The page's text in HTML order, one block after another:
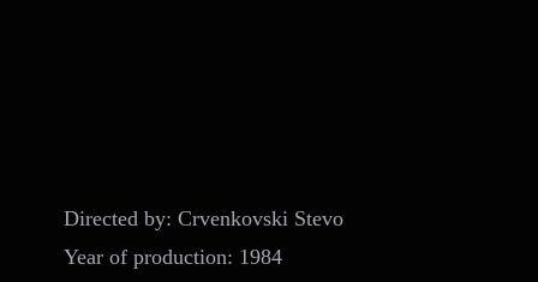
Directed by: Crvenkovski Stevo
Year of production: 1984